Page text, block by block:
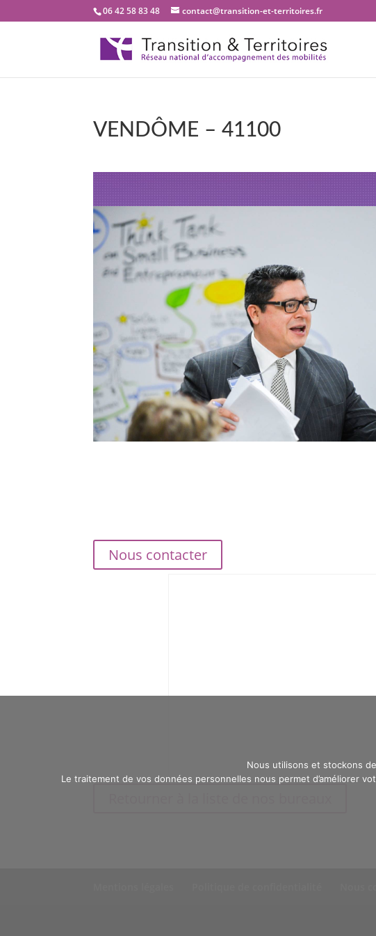
06 42 58 83 48 contact@transition-et-territoires.fr
VENDÔME – 41100
Bienvenue dans notre
Nous contacter
Nous utilisons et stockons
Le traitement de vos données personnelles nous permet d’améliorer